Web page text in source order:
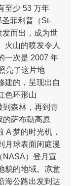
至少 53 万年
圣菲利普（St-
而出，成为世
火山的喷发令人
一次是 2007 年
亮了这片地
建的，呈现出自
色环形山
到森林，再到青
的萨布勒高原
A 梦的时光机，
月球表面闲庭漫
NASA）登月宣
貌的地域。凉意
海公路出发到达